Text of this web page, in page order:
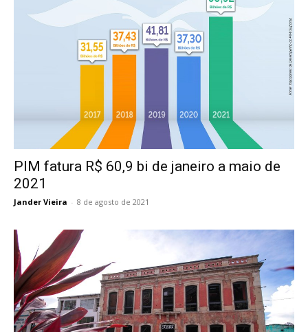
PIM fatura R$ 60,9 bi de janeiro a maio de
2021
Jander Vieira - 8 de agosto de 2021